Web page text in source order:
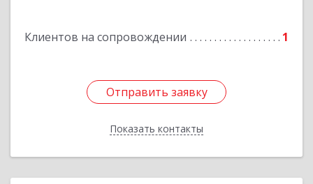
Клиентов на сопровождении 1
Отправить заявку
Показать контакты
Отправить заявку
Назад